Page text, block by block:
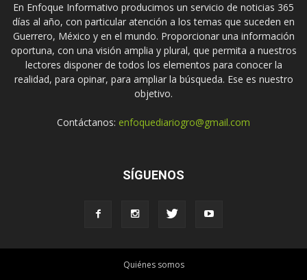
En Enfoque Informativo producimos un servicio de noticias 365
días al año, con particular atención a los temas que suceden en
Guerrero, México y en el mundo. Proporcionar una información
oportuna, con una visión amplia y plural, que permita a nuestros
lectores disponer de todos los elementos para conocer la
realidad, para opinar, para ampliar la búsqueda. Ese es nuestro
objetivo.
Contáctanos: enfoquediariogro@gmail.com
SÍGUENOS
Quiénes somos